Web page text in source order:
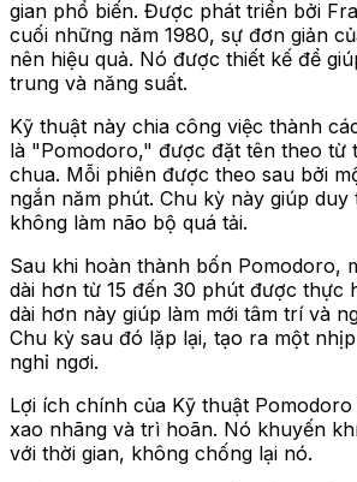
gian phổ biến. Được phát triển bởi
cuối những năm 1980, sự đơn giản
nên hiệu quả. Nó được thiết kế để
trung và năng suất.
Kỹ thuật này chia công việc thành
là "Pomodoro," được đặt tên theo từ
chua. Mỗi phiên được theo sau bởi
ngắn năm phút. Chu kỳ này giúp
không làm não bộ quá tải.
Sau khi hoàn thành bốn Pomodoro,
dài hơn từ 15 đến 30 phút được thực
dài hơn này giúp làm mới tâm trí và
Chu kỳ sau đó lặp lại, tạo ra một
nghỉ ngơi.
Lợi ích chính của Kỹ thuật
xao nhãng và trì hoãn. Nó khuyến
với thời gian, không chống lại nó.